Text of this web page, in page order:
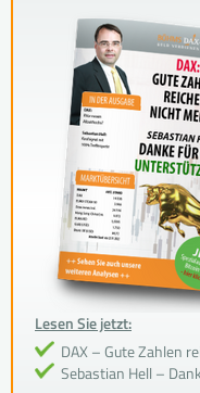
Lesen Sie jetzt:
DAX – Gute Zahlen
Sebastian Hell –